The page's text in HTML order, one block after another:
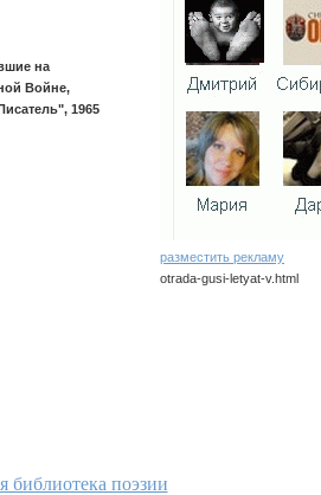
на
Войне,
1965
разместить рекламу
otrada-gusi-letyat-v.html
библиотека поэзии